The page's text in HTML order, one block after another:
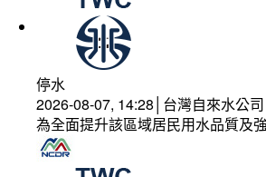
停水
2026-08-07, 14:28│台灣自來水公司
為全面提升該區域居民用水品質及